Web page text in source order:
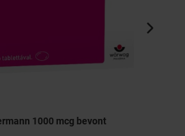
1000 mcg bevont